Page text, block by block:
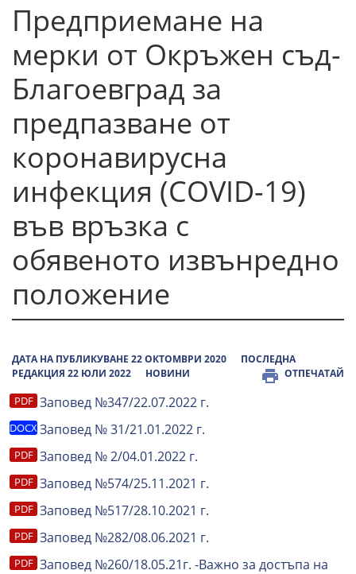
Предприемане на
мерки от Окръжен съд-
Благоевград за
предпазване от
коронавирусна
инфекция (COVID-19)
във връзка с
обявеното извънредно
положение
ДАТА НА ПУБЛИКУВАНЕ 22 ОКТОМВРИ 2020
ПОСЛЕДНА
РЕДАКЦИЯ 22 ЮЛИ 2022
НОВИНИ ОТПЕЧАТАЙ
Заповед №347/22.07.2022 г.
Заповед № 31/21.01.2022 г.
Заповед № 2/04.01.2022 г.
Заповед №574/25.11.2021 г.
Заповед №517/28.10.2021 г.
Заповед №282/08.06.2021 г.
Заповед №260/18.05.21г. -Важно за достъпа на